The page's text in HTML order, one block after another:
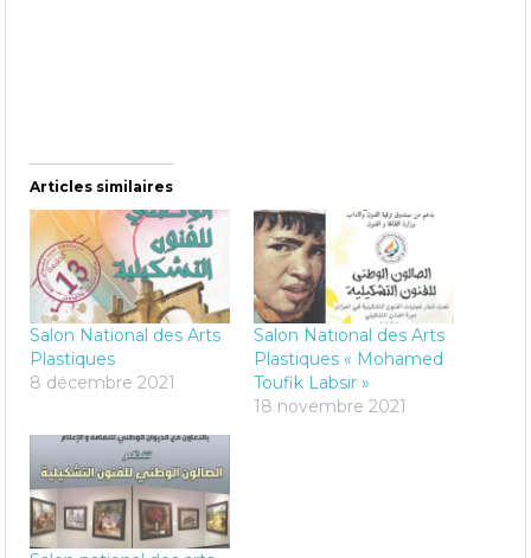
Articles similaires
Salon National des Arts
Plastiques
8 décembre 2021
Salon National des Arts
Plastiques « Mohamed
Toufik Labsir »
18 novembre 2021